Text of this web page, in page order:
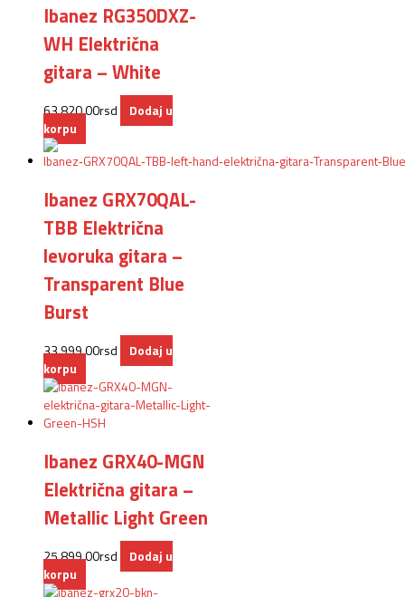
Ibanez RG350DXZ-
WH Električna
gitara – White
63.820,00rsd
Dodaj u
korpu
Ibanez GRX70QAL-
TBB Električna
levoruka gitara –
Transparent Blue
Burst
33.999,00rsd
Dodaj u
korpu
Ibanez GRX40-MGN
Električna gitara –
Metallic Light Green
25.899,00rsd
Dodaj u
korpu